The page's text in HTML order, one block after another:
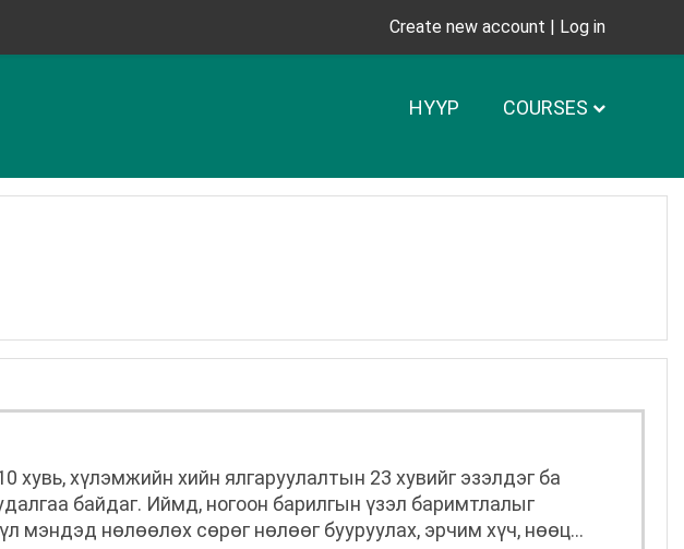
Create new account | Log in
НҮҮР COURSES
хүлэмжийн хийн ялгаруулалтын 23 хувийг эзэлдэг ба
байдаг. Иймд, ногоон барилгын үзэл баримтлалыг
мэндэд нөлөөлөх сөрөг нөлөөг бууруулах, эрчим хүч, нөөц